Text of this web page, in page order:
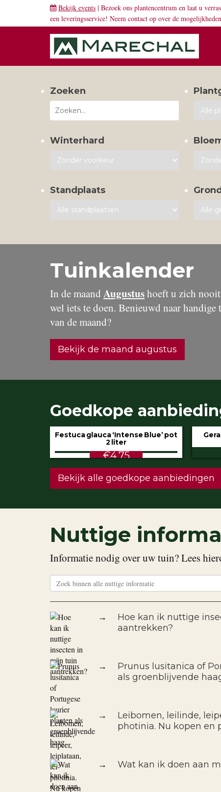
Bekijk events | Bezoek ons plantencentrum en laat u
een leveringsservice! Neem contact op over de
Zoeken
Winterhard
Standplaats
Tuinkalender
In de maand Augustushoeft u zich
wel iets te doen. Benieuwd naar handige
van de maand?
Bekijk de maand augustus
Goedkope
Geranium ‘Rozanne’ pot 3 liter
€5.99
Bekijk alle goedkope aanbiedingen
Nuttige
Informatie nodig over uw tuin? Lees
→
Hoe kan ik nuttige
aantrekken?
→
Prunus lusitanica of
als groenblijvende
→
Leibomen, leilinde,
photinia. Nu kopen en
→ Wat kan ik doen aan